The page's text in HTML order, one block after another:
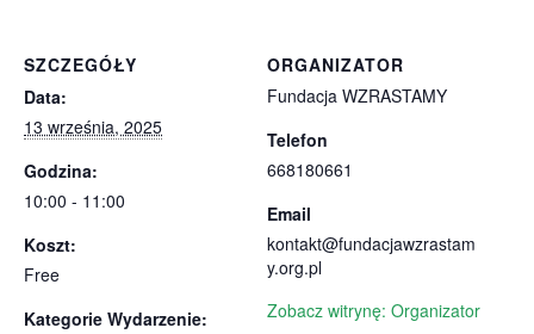
SZCZEGÓŁY
Data:
13 września, 2025
Godzina:
10:00 - 11:00
Koszt:
Free
Kategorie Wydarzenie:
ORGANIZATOR
Fundacja WZRASTAMY
Telefon
668180661
Email
kontakt@fundacjawzrastam
y.org.pl
Zobacz witrynę: Organizator